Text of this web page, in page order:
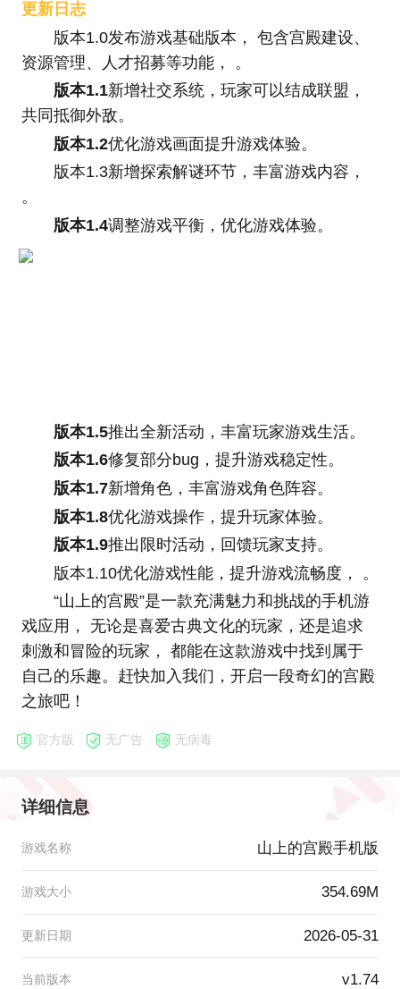
更新日志
版本1.0发布游戏基础版本， 包含宫殿建设、
资源管理、人才招募等功能， 。
版本1.1新增社交系统，玩家可以结成联盟，
共同抵御外敌。
版本1.2优化游戏画面提升游戏体验。
版本1.3新增探索解谜环节，丰富游戏内容，
。
版本1.4调整游戏平衡，优化游戏体验。
版本1.5推出全新活动，丰富玩家游戏生活。
版本1.6修复部分bug，提升游戏稳定性。
版本1.7新增角色，丰富游戏角色阵容。
版本1.8优化游戏操作，提升玩家体验。
版本1.9推出限时活动，回馈玩家支持。
版本1.10优化游戏性能，提升游戏流畅度， 。
“山上的宫殿”是一款充满魅力和挑战的手机游
戏应用， 无论是喜爱古典文化的玩家，还是追求
刺激和冒险的玩家， 都能在这款游戏中找到属于
自己的乐趣。赶快加入我们，开启一段奇幻的宫殿
之旅吧！
官方版 无广告 无病毒
详细信息
游戏名称 山上的宫殿手机版
游戏大小 354.69M
更新日期 2026-05-31
当前版本 v1.74